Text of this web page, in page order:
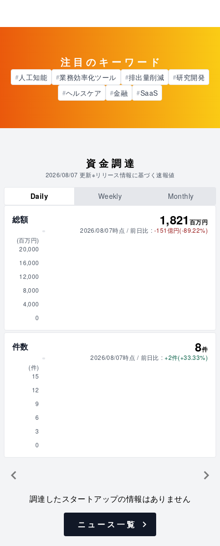
注目のキーワード
#人工知能 #業務効率化ツール #排出量削減 #研究開発
#ヘルスケア #金融 #SaaS
資金調達
Daily Weekly Monthly
2026/08/07 更新※リリース情報に基づく速報値
総額 1,821 百万円
2026/08/07時点 / 前日比 : -151億円(-89.22%)
(百万円)
20,000
16,000
12,000
8,000
4,000
0
件数 8件
2026/08/07時点 / 前日比 : +2件(+33.33%)
(件)
15
12
9
6
3
0
9
調達したスタートアップの情報はありません
ニュース一覧